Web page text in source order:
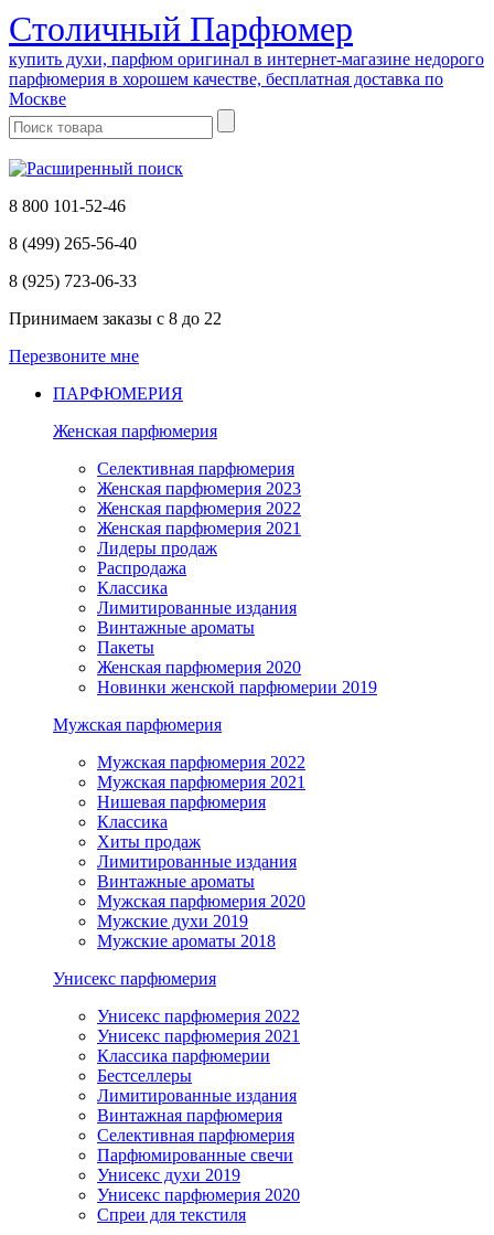
Cтоличный Парфюмер
купить духи, парфюм оригинал в интернет-магазине недорого
парфюмерия в хорошем качестве, бесплатная доставка по
Москве
8 800 101-52-46
8 (499) 265-56-40
8 (925) 723-06-33
Принимаем заказы с 8 до 22
Перезвоните мне
ПАРФЮМЕРИЯ
Женская парфюмерия
Селективная парфюмерия
Женская парфюмерия 2023
Женская парфюмерия 2022
Женская парфюмерия 2021
Лидеры продаж
Распродажа
Классика
Лимитированные издания
Винтажные ароматы
Пакеты
Женская парфюмерия 2020
Новинки женской парфюмерии 2019
Мужская парфюмерия
Мужская парфюмерия 2022
Мужская парфюмерия 2021
Нишевая парфюмерия
Классика
Хиты продаж
Лимитированные издания
Винтажные ароматы
Мужская парфюмерия 2020
Мужские духи 2019
Мужские ароматы 2018
Унисекс парфюмерия
Унисекс парфюмерия 2022
Унисекс парфюмерия 2021
Классика парфюмерии
Бестселлеры
Лимитированные издания
Винтажная парфюмерия
Селективная парфюмерия
Парфюмированные свечи
Унисекс духи 2019
Унисекс парфюмерия 2020
Спреи для текстиля